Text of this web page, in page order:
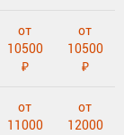
от
10500
₽
от
10500
₽
от
11000
от
12000